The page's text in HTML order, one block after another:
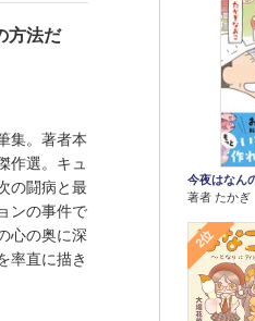
方法だ
集。著者本
作選。キュ
の闘病と最
ンの事件で
心の奥に深
率直に描き
今夜はなん
著者 たか
2位